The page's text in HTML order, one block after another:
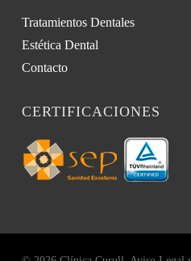
Tratamientos Dentales
Estética Dental
Contacto
CERTIFICACIONES